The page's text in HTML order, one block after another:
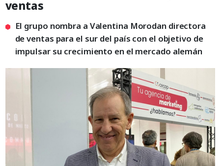
ventas
El grupo nombra a Valentina Morodan directora
de ventas para el sur del país con el objetivo de
impulsar su crecimiento en el mercado alemán